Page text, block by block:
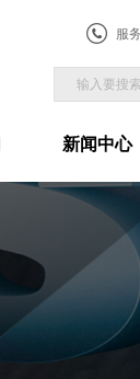
服
新闻中心